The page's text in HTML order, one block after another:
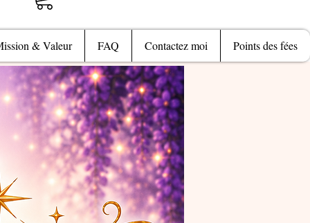
& Valeur FAQ Contactez moi Points des fées